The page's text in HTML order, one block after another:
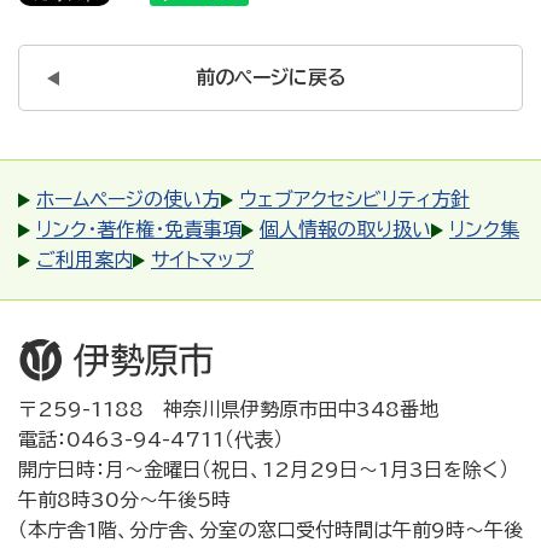
前のページに戻る
ホームページの使い方
ウェブアクセシビリティ方針
リンク・著作権・免責事項
個人情報の取り扱い
リンク集
ご利用案内
サイトマップ
〒259-1188 神奈川県伊勢原市田中348番地
電話：0463-94-4711（代表）
開庁日時：月～金曜日（祝日、12月29日～1月3日を除く）
午前8時30分～午後5時
（本庁舎1階、分庁舎、分室の窓口受付時間は午前9時～午後